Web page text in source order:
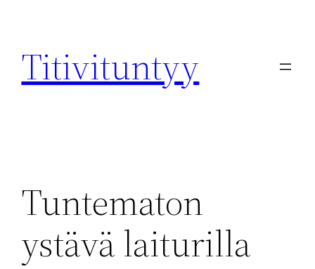
content
Titivituntyy
Tuntematon
ystävä laiturilla